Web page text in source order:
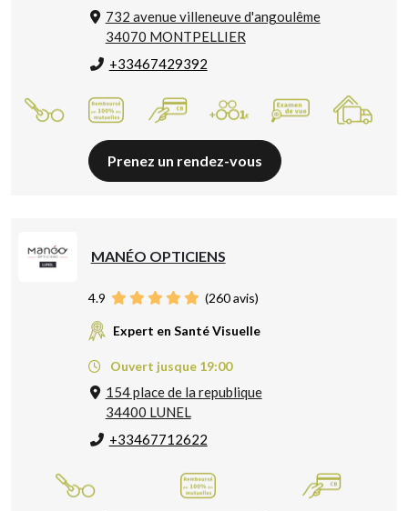
732 avenue villeneuve d'angoulême
34070 MONTPELLIER
+33467429392
Prenez un rendez-vous
MANÉO OPTICIENS
4.9 (260avis)
Expert en Santé Visuelle
Ouvert jusque 19:00
154 place de la republique
34400 LUNEL
+33467712622